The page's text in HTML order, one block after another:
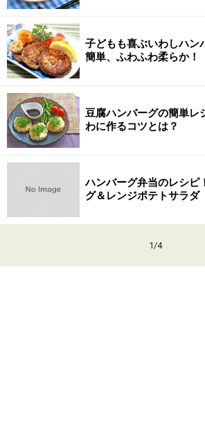
子どもも喜ぶいわしハン
簡単、ふわふわ柔らか！
豆腐ハンバーグの簡単レ
わに作るコツとは？
ハンバーグ弁当のレシピ
グ＆レンジポテトサラダ
1/4